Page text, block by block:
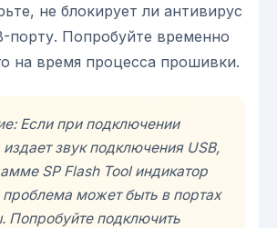
не блокирует ли антивирус
порту. Попробуйте временно
на время процесса прошивки.
Если при подключении
издает звук подключения USB,
SP Flash Tool индикатор
проблема может быть в портах
Попробуйте подключить